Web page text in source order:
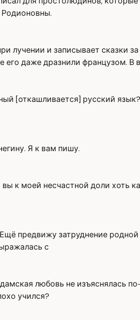
и записывает сказки
даже дразнили французом. В
[откашливается] русский
Я к вам пишу.
к моей несчастной доли хоть
предвижу затруднение
с
любовь не изъяснялась
учился?